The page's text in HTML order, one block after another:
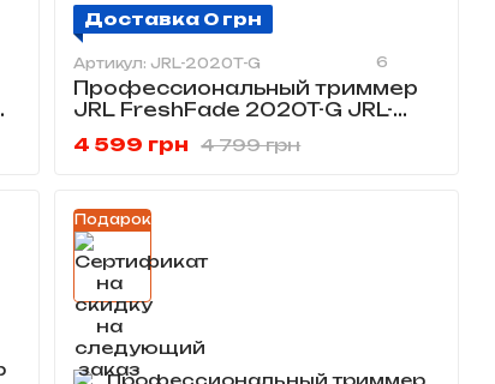
Доставка 0 грн
Артикул: JRL-2020T-G 6
Профессиональный триммер
JRL FreshFade 2020T-G JRL-
4 799 грн
4 599 грн
Подарок